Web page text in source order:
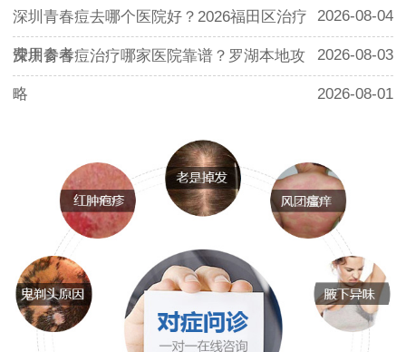
2026-08-04
深圳青春痘去哪个医院好？2026福田区治疗
费用参考 2026-08-03
深圳青春痘治疗哪家医院靠谱？罗湖本地攻
略 2026-08-01